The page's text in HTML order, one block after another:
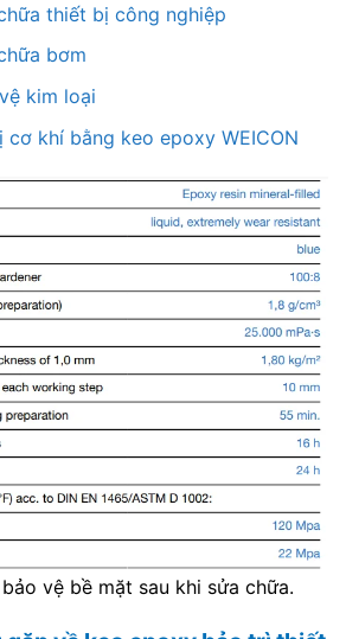
thiết bị công nghiệp
bơm
kim loại
cơ khí bằng keo epoxy WEICON
vệ bề mặt sau khi sửa chữa.